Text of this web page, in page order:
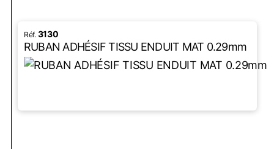
RUBAN ADHÉSIF TISSU ENDUIT MAT 0.29mm
3130